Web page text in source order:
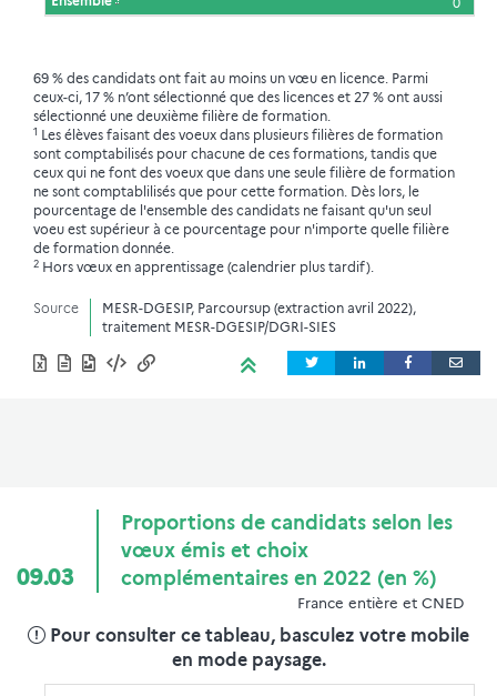
69 % des candidats ont fait au moins un vœu en licence. Parmi
ceux-ci, 17 % n’ont sélectionné que des licences et 27 % ont aussi
sélectionné une deuxième filière de formation.
1 Les élèves faisant des voeux dans plusieurs filières de formation
sont comptabilisés pour chacune de ces formations, tandis que
ceux qui ne font des voeux que dans une seule filière de formation
ne sont comptablilisés que pour cette formation. Dès lors, le
pourcentage de l'ensemble des candidats ne faisant qu'un seul
voeu est supérieur à ce pourcentage pour n'importe quelle filière
de formation donnée.
2 Hors vœux en apprentissage (calendrier plus tardif).
Source
MESR-DGESIP, Parcoursup (extraction avril 2022),
traitement MESR-DGESIP/DGRI-SIES
09.03
Proportions de candidats selon les
vœux émis et choix
complémentaires en 2022 (en %)
France entière et CNED
Pour consulter ce tableau, basculez votre mobile
en mode paysage.